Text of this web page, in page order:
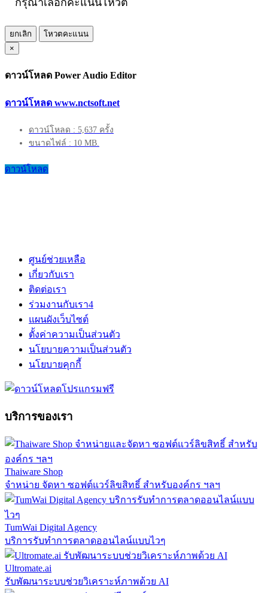
กรุณาเลือกคะแนนโหวต
ยกเลิก
โหวตคะแนน
×
ดาวน์โหลด Power Audio Editor
ดาวน์โหลด www.nctsoft.net
ดาวน์โหลด : 5,637 ครั้ง
ขนาดไฟล์ : 10 MB.
ดาวน์โหลด
ศูนย์ช่วยเหลือ
เกี่ยวกับเรา
ติดต่อเรา
ร่วมงานกับเรา4
แผนผังเว็บไซต์
ตั้งค่าความเป็นส่วนตัว
นโยบายความเป็นส่วนตัว
นโยบายคุกกี้
บริการของเรา
Thaiware Shop
จำหน่าย จัดหา ซอฟต์แวร์ลิขสิทธิ์ สำหรับองค์กร ฯลฯ
TumWai Digital Agency
บริการรับทำการตลาดออนไลน์แบบไวๆ
Ultromate.ai
รับพัฒนาระบบช่วยวิเคราะห์ภาพด้วย AI